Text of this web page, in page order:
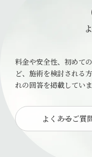
料金や安全性、初めて
ど、施術を検討される
れの回答を掲載していま
よくあるご質